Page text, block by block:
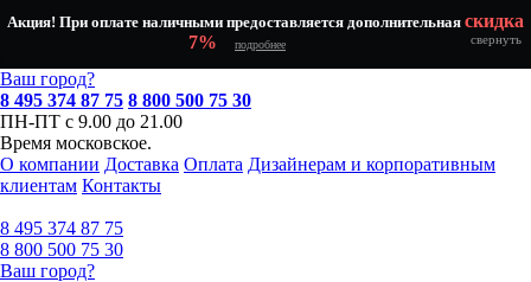
Акция! При оплате наличными предоставляется дополнительная скидка
7%
подробнее свернуть
Ваш город?
8 495 374 87 75 8 800 500 75 30
ПН-ПТ с 9.00 до 21.00
Время московское.
О компании Доставка Оплата Дизайнерам и корпоративным
клиентам Контакты
8 495 374 87 75
8 800 500 75 30
Ваш город?